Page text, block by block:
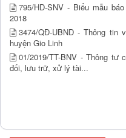
795/HD-SNV - Biểu mẫu
2018
3474/QĐ-UBND - Thông tin
huyện Gio Linh
01/2019/TT-BNV - Thông tư
đổi, lưu trữ, xử lý tài...